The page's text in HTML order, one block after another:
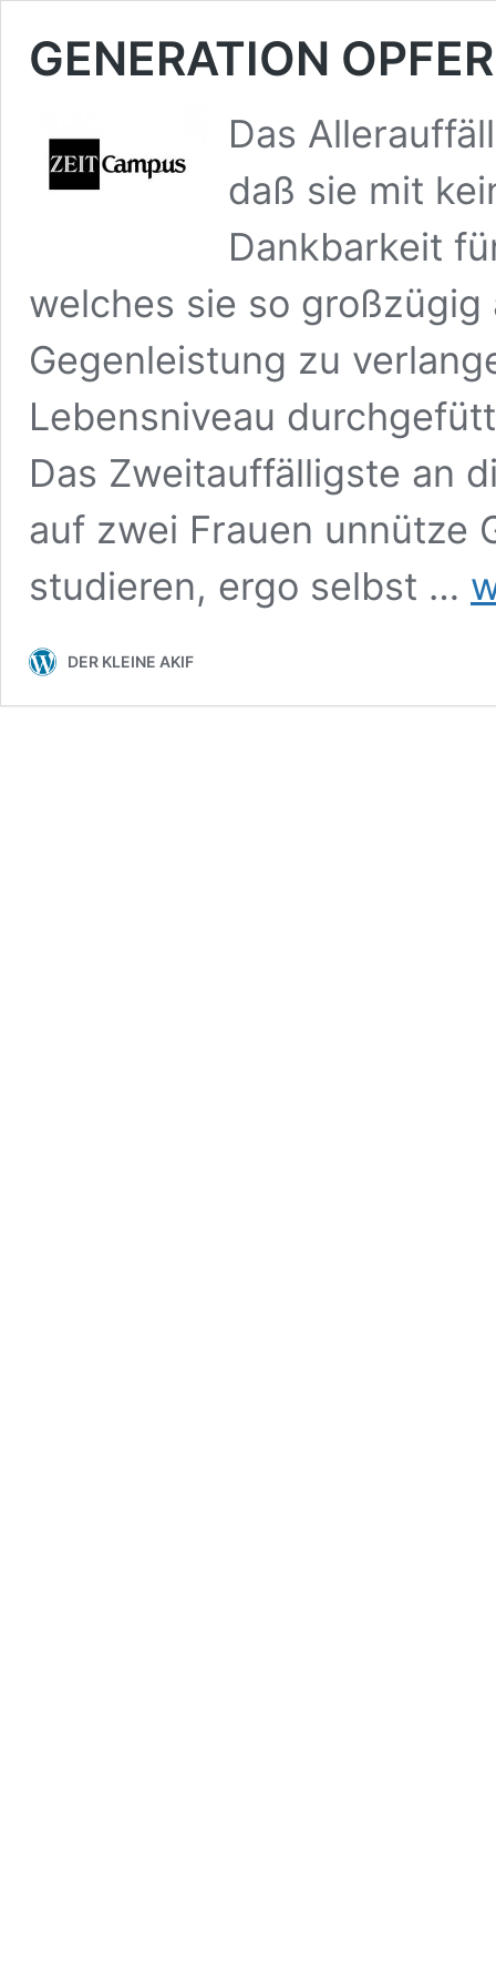
GENERATION OPFER
Das
daß sie mit
Dankbarkeit
welches sie so
Gegenleistung zu
Lebensniveau
Das Zweitauffälligste an
auf zwei Frauen unnütze
studieren, ergo selbst …
DER KLEINE AKIF